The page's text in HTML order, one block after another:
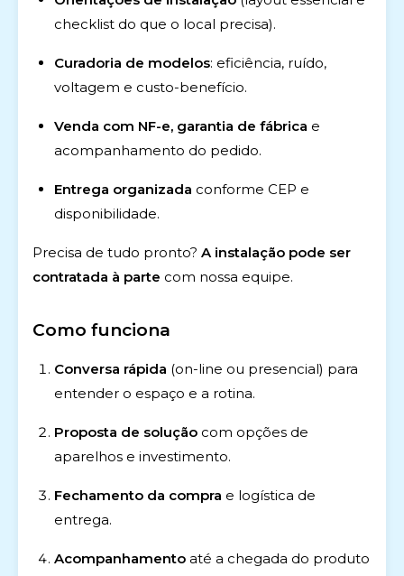
checklist do que o local precisa).
Curadoria de modelos: eficiência, ruído,
voltagem e custo-benefício.
Venda com NF-e, garantia de fábrica e
acompanhamento do pedido.
Entrega organizada conforme CEP e
disponibilidade.
Precisa de tudo pronto? A instalação pode ser
contratada à parte com nossa equipe.
Como funciona
Conversa rápida (on-line ou presencial) para
entender o espaço e a rotina.
Proposta de solução com opções de
aparelhos e investimento.
Fechamento da compra e logística de
entrega.
Acompanhamento até a chegada do produto